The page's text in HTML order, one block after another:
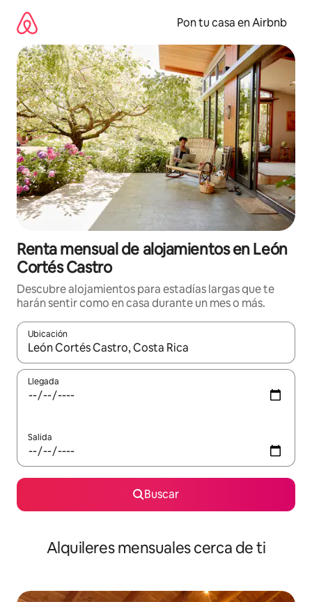
contenido
Pon tu casa en Airbnb
Renta mensual de alojamientos en León
Cortés Castro
Descubre alojamientos para estadías largas que te
harán sentir como en casa durante un mes o más.
Ubicación
Cuando los resultados estén disponibles, navega con las
Llegada
Salida
Buscar
Alquileres mensuales cerca de ti